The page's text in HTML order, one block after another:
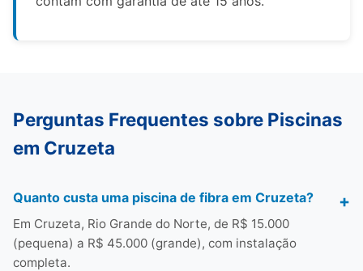
Perguntas Frequentes sobre Piscinas
em Cruzeta
Quanto custa uma piscina de fibra em Cruzeta?
Em Cruzeta, Rio Grande do Norte, de R$ 15.000
(pequena) a R$ 45.000 (grande), com instalação
completa.